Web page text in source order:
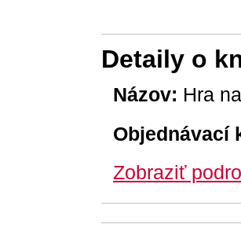
Detaily o
Názov: Hra
Objednávací
Zobraziť